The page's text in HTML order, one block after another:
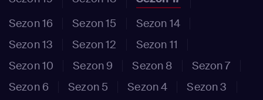
Sezon 16
Sezon 15
Sezon 14
Sezon 13
Sezon 12
Sezon 11
Sezon 10
Sezon 9 Sezon 8
Sezon 7
Sezon 6
Sezon 5 Sezon 4
Sezon 3